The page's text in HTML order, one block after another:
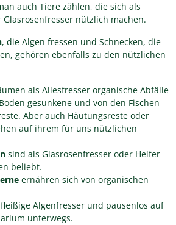
auch Tiere zählen, die sich als
nützlich machen.
, die Algen fressen und Schnecken, die
gehören ebenfalls zu den nützlichen
als Allesfresser organische Abfälle
gesunkene und von den Fischen
Aber auch Häutungsreste oder
auf ihrem für uns nützlichen
sind als Glasrosenfresser oder Helfer
beliebt.
ernähren sich von organischen
Algenfresser und pausenlos auf
unterwegs.